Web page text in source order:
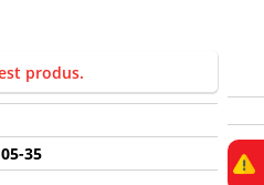
produs.
35